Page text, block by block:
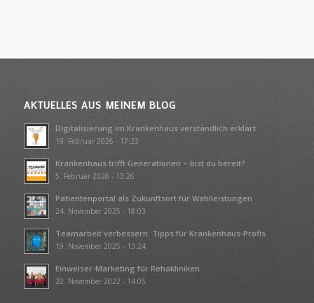
AKTUELLES AUS MEINEM BLOG
Digitalisierung im Krankenhaus verständlich erklärt
19. Februar 2026 - 17:23
Krankenhaus trifft Generationen – bist du bereit?
5. Februar 2026 - 13:26
Patientenportal als Zukunftsort für Wahlleistungen
24. November 2025 - 18:03
Teamarbeit verbessern: Tipps für Krankenhaus-Profis
19. November 2025 - 13:24
Einweiser-Marketing für Rehakliniken
20. November 2022 - 14:05